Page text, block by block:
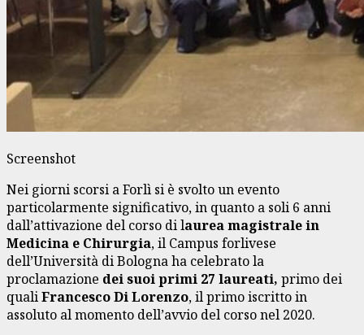
Screenshot
Nei giorni scorsi a Forlì si è svolto un evento
particolarmente significativo, in quanto a soli 6 anni
dall’attivazione del corso di laurea magistrale in
Medicina e Chirurgia, il Campus forlivese
dell’Università di Bologna ha celebrato la
proclamazione dei suoi primi 27 laureati, primo dei
qualiFrancesco Di Lorenzo, il primo iscritto in
assoluto al momento dell’avvio del corso nel 2020.